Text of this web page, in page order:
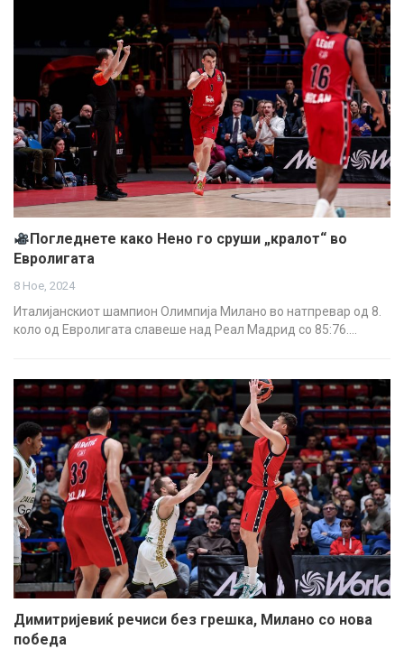
Погледнете како Нено го сруши „кралот“ во
Евролигата
8 Ное, 2024
Италијанскиот шампион Олимпија Милано во натпревар од 8.
коло од Евролигата славеше над Реал Мадрид со 85:76.…
Димитријевиќ речиси без грешка, Милано со нова
победа